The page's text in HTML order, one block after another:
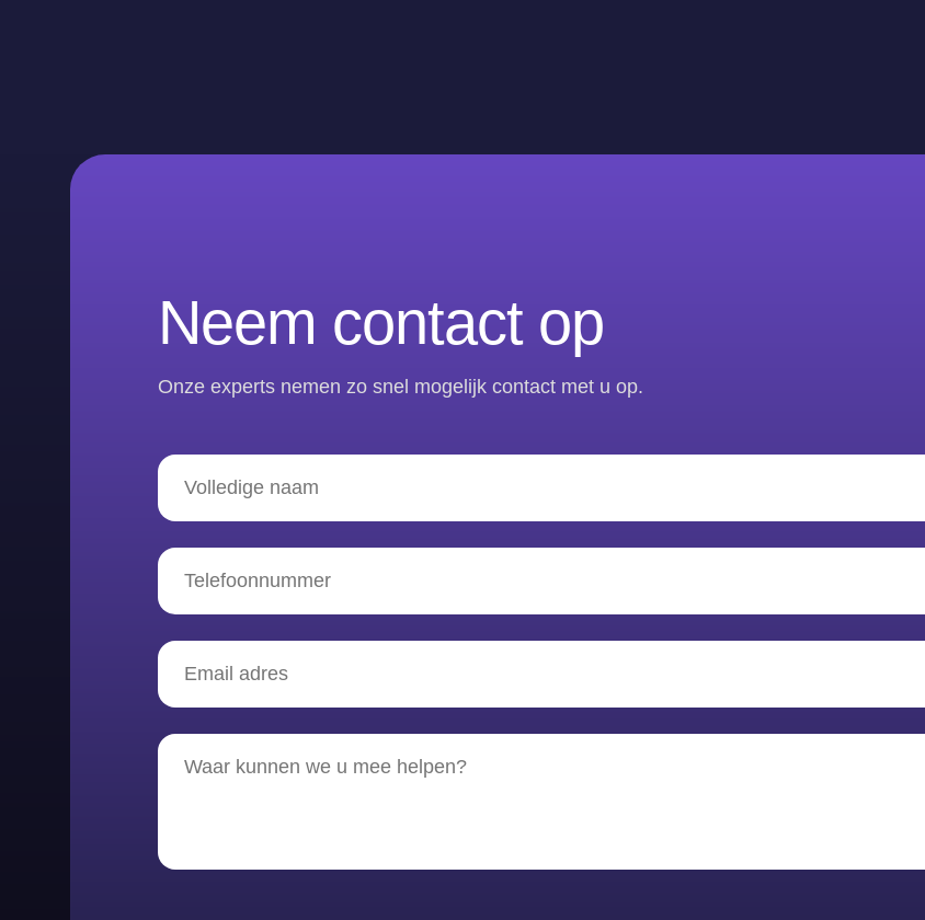
Neem contact op
Onze experts nemen zo snel mogelijk contact met u op.